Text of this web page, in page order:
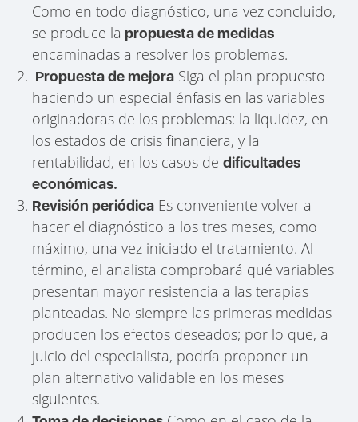
Como en todo diagnóstico, una vez concluido,
se produce la propuesta de medidas
encaminadas a resolver los problemas.
Propuesta de mejora Siga el plan propuesto
haciendo un especial énfasis en las variables
originadoras de los problemas: la liquidez, en
los estados de crisis financiera, y la
rentabilidad, en los casos dedificultades
económicas.
Revisión periódica Es conveniente volver a
hacer el diagnóstico a los tres meses, como
máximo, una vez iniciado el tratamiento. Al
término, el analista comprobará qué variables
presentan mayor resistencia a las terapias
planteadas. No siempre las primeras medidas
producen los efectos deseados; por lo que, a
juicio del especialista, podría proponer un
plan alternativo validable en los meses
siguientes.